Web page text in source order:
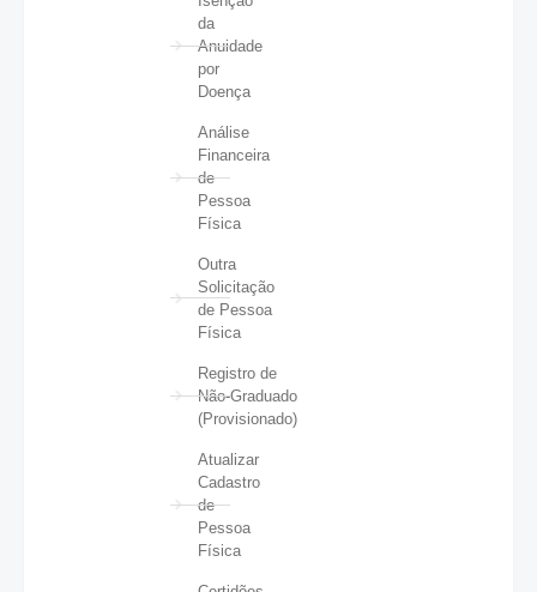
da
Anuidade
por
Doença
Análise
Financeira
de
Pessoa
Física
Outra
Solicitação
de Pessoa
Física
Registro de
Não-Graduado
(Provisionado)
Atualizar
Cadastro
de
Pessoa
Física